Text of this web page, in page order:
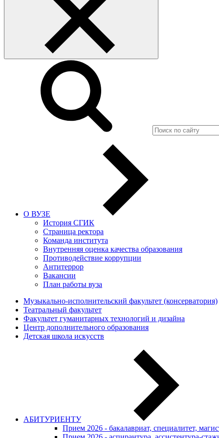
О ВУЗЕ
История СГИК
Страница ректора
Команда института
Внутренняя оценка качества образования
Противодействие коррупции
Антитеррор
Вакансии
План работы вуза
Музыкально-исполнительский факультет (консерватория)
Театральный факультет
Факультет гуманитарных технологий и дизайна
Центр дополнительного образования
Детская школа искусств
АБИТУРИЕНТУ
Прием 2026 - бакалавриат, специалитет,